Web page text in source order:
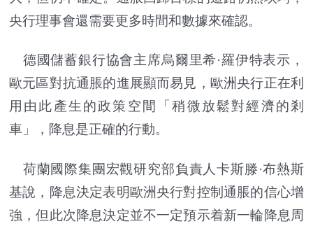
央行理事會還需要更多時間和數據來確認。
德國儲蓄銀行協會主席烏爾里希·羅伊特表示，
歐元區對抗通脹的進展顯而易見，歐洲央行正在利
用由此產生的政策空間「稍微放鬆對經濟的剎
車」，降息是正確的行動。
荷蘭國際集團宏觀研究部負責人卡斯滕·布熱斯
基說，降息決定表明歐洲央行對控制通脹的信心增
強，但此次降息決定並不一定預示着新一輪降息周